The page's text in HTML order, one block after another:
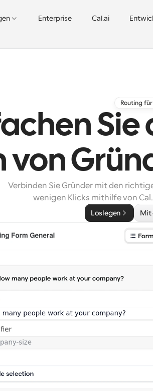
Enterprise Cal.ai
Routing
Sie
von
Verbinden Sie Gründer mit den
wenigen Klicks mithilfe von
Loslegen Mit